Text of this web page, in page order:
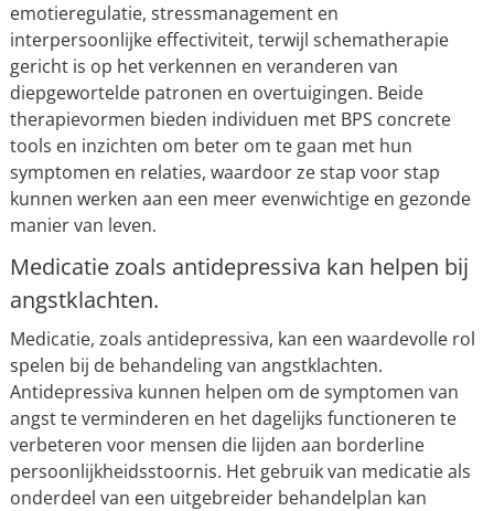
emotieregulatie, stressmanagement en
interpersoonlijke effectiviteit, terwijl schematherapie
gericht is op het verkennen en veranderen van
diepgewortelde patronen en overtuigingen. Beide
therapievormen bieden individuen met BPS concrete
tools en inzichten om beter om te gaan met hun
symptomen en relaties, waardoor ze stap voor stap
kunnen werken aan een meer evenwichtige en gezonde
manier van leven.
Medicatie zoals antidepressiva kan helpen bij
angstklachten.
Medicatie, zoals antidepressiva, kan een waardevolle rol
spelen bij de behandeling van angstklachten.
Antidepressiva kunnen helpen om de symptomen van
angst te verminderen en het dagelijks functioneren te
verbeteren voor mensen die lijden aan borderline
persoonlijkheidsstoornis. Het gebruik van medicatie als
onderdeel van een uitgebreider behandelplan kan